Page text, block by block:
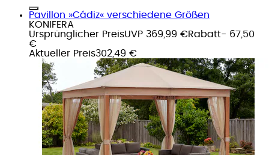
Pavillon »Cádiz« verschiedene Größen
KONIFERA
Ursprünglicher PreisUVP 369,99 €Rabatt- 67,50
€
Aktueller Preis302,49 €